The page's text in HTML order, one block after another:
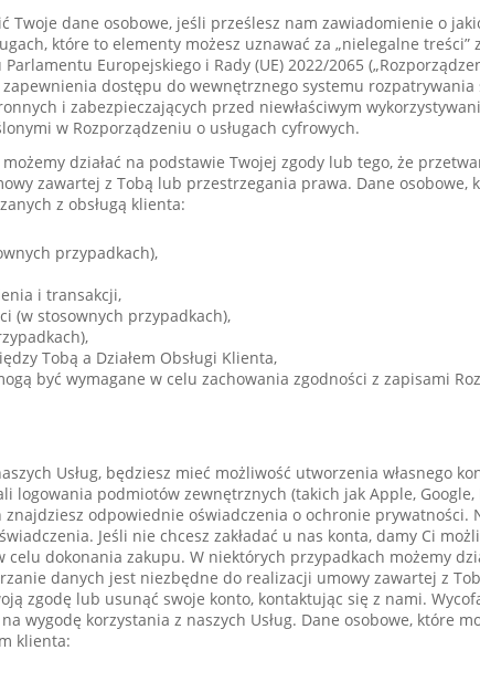
Twoje dane osobowe, jeśli prześlesz nam zawiadomienie o
które to elementy możesz uznawać za „nielegalne treści”
Europejskiego i Rady (UE) 2022/2065
zapewnienia dostępu do wewnętrznego systemu
i zabezpieczających przed niewłaściwym
w Rozporządzeniu o usługach cyfrowych.
działać na podstawie Twojej zgody lub tego, że
zawartej z Tobą lub przestrzegania prawa. Dane osobowe,
z obsługą klienta:
przypadkach),
i transakcji,
(w stosownych przypadkach),
Tobą a Działem Obsługi Klienta,
być wymagane w celu zachowania zgodności z zapisami
Usług, będziesz mieć możliwość utworzenia własnego
logowania podmiotów zewnętrznych (takich jak Apple, Google,
odpowiednie oświadczenia o ochronie prywatności.
Jeśli nie chcesz zakładać u nas konta, damy Ci
celu dokonania zakupu. W niektórych przypadkach możemy
danych jest niezbędne do realizacji umowy zawartej z
zgodę lub usunąć swoje konto, kontaktując się z nami.
wygodę korzystania z naszych Usług. Dane osobowe, które
klienta: